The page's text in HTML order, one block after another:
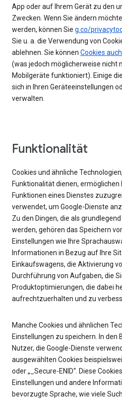
App oder auf Ihrem Gerät zu den
Zwecken. Wenn Sie ändern
werden, können Sie g.co/
Sie u. a. die Verwendung von
ablehnen. Sie können Cookies
(was jedoch möglicherweise nicht
Mobilgeräte funktioniert). Einige
sich in Ihren Geräteeinstellungen
verwalten.
Funktionalität
Cookies und ähnliche
Funktionalität dienen,
Funktionen eines Dienstes
verwendet, um Google-Dienste
Zu den Dingen, die als
werden, gehören das Speichern
Einstellungen wie Ihre
Informationen in Bezug auf Ihre
Einkaufswagens, die Aktivierung
Durchführung von Aufgaben, die
Produktoptimierungen, die dabei
aufrechtzuerhalten und zu
Manche Cookies und ähnlichen
Einstellungen zu speichern. In den
Nutzer, die Google-Dienste
ausgewählten Cookies
oder „_Secure-ENID“. Diese
Einstellungen und andere
bevorzugte Sprache, wie viele